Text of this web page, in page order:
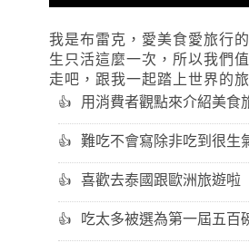
我是布雷克，愛美食愛旅行
生只活這麼一次，所以我們
走吧，跟我一起踏上世界的旅
用消費者觀點來介紹美食
難吃不會寫除非吃到很生
喜歡去泰國跟歐洲旅遊啦
吃太多被選為第一屆五百